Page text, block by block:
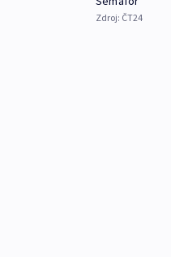
Zdroj: ČT24